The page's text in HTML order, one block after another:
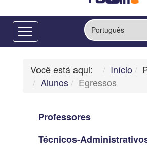
Você está aqui: Início
Alunos
Egressos
Professores
Técnicos-